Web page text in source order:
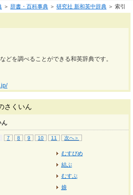
＞ 辞書・百科事典 ＞ 研究社 新和英中辞典 ＞ 索引
どを調べることができる和英辞典です。
さくいん
ん
7 8 9 10 11 次へ＞
むすびめ
結ぶ
むすぶ
娘